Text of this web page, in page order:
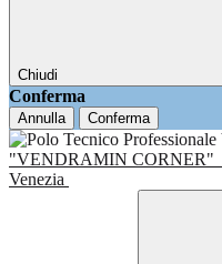
Chiudi
Conferma
Annulla Conferma
"VENDRAMIN CORNER"
Venezia